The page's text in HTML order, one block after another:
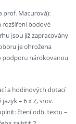
prof. Macurová):
rozšíření bodové
jsou již zapracovány
je ohrožena
podporu nárokovanou
a hodinových dotací
– 6 x Z, srov.
čtení odb. textu –